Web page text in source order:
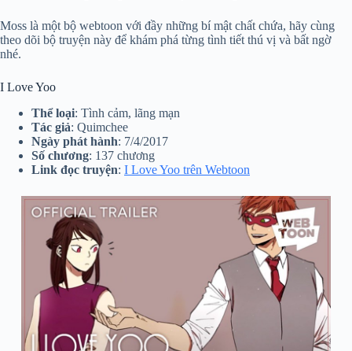
Moss là một bộ webtoon với đầy những bí mật chất chứa, hãy cùng
theo dõi bộ truyện này để khám phá từng tình tiết thú vị và bất ngờ
nhé.
I Love Yoo
Thể loại: Tình cảm, lãng mạn
Tác giả: Quimchee
Ngày phát hành: 7/4/2017
Số chương: 137 chương
Link đọc truyện: I Love Yoo trên Webtoon